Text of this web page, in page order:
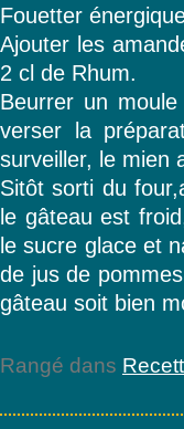
Fouetter
Ajouter les
2 cl de Rhum.
Beurrer un
verser la
surveiller, le mien
Sitôt sorti du
le gâteau est
le sucre glace et
de jus de
gâteau soit bien
Rangé dans